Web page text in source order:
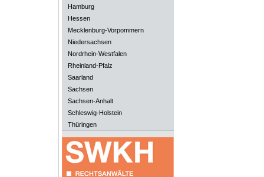
Hamburg
Hessen
Mecklenburg-Vorpommern
Niedersachsen
Nordrhein-Westfalen
Rheinland-Pfalz
Saarland
Sachsen
Sachsen-Anhalt
Schleswig-Holstein
Thüringen